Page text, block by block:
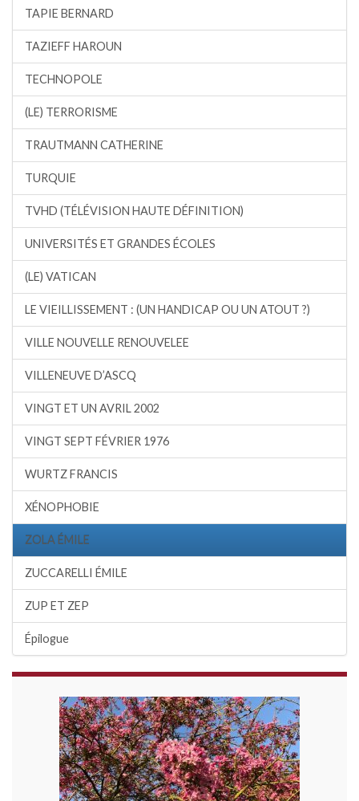
TAPIE BERNARD
TAZIEFF HAROUN
TECHNOPOLE
(LE) TERRORISME
TRAUTMANN CATHERINE
TURQUIE
TVHD (TÉLÉVISION HAUTE DÉFINITION)
UNIVERSITÉS ET GRANDES ÉCOLES
(LE) VATICAN
LE VIEILLISSEMENT : (UN HANDICAP OU UN ATOUT ?)
VILLE NOUVELLE RENOUVELEE
VILLENEUVE D’ASCQ
VINGT ET UN AVRIL 2002
VINGT SEPT FÉVRIER 1976
WURTZ FRANCIS
XÉNOPHOBIE
ZOLA ÉMILE
ZUCCARELLI ÉMILE
ZUP ET ZEP
Épilogue